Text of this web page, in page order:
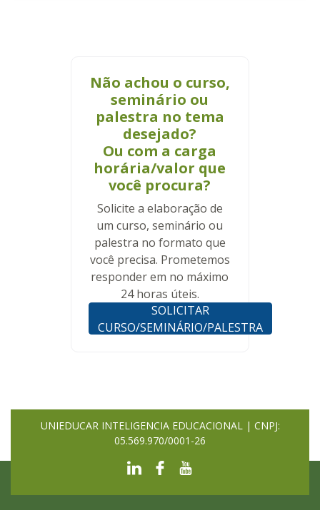
Não achou o curso,
seminário ou
palestra no tema
desejado?
Ou com a carga
horária/valor que
você procura?
Solicite a elaboração de
um curso, seminário ou
palestra no formato que
você precisa. Prometemos
responder em no máximo
24 horas úteis.
SOLICITAR
CURSO/SEMINÁRIO/PALESTRA
UNIEDUCAR INTELIGENCIA EDUCACIONAL | CNPJ:
05.569.970/0001-26